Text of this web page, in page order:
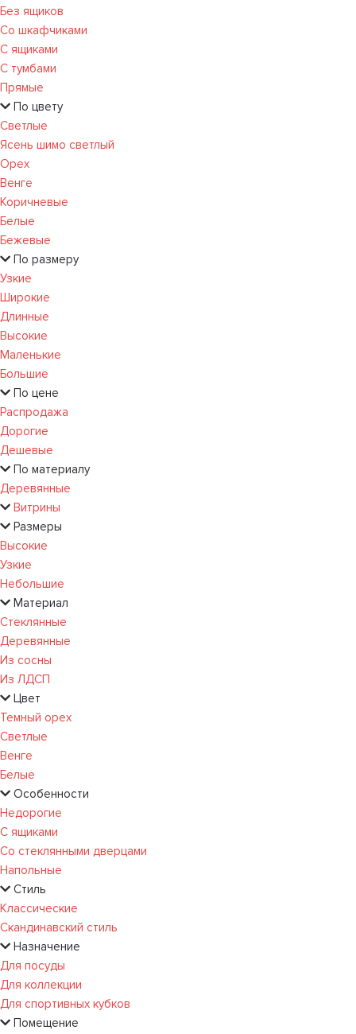
Без ящиков
Со шкафчиками
С ящиками
С тумбами
Прямые
По цвету
Светлые
Ясень шимо светлый
Орех
Венге
Коричневые
Белые
Бежевые
По размеру
Узкие
Широкие
Длинные
Высокие
Маленькие
Большие
По цене
Распродажа
Дорогие
Дешевые
По материалу
Деревянные
Витрины
Размеры
Высокие
Узкие
Небольшие
Материал
Стеклянные
Деревянные
Из сосны
Из ЛДСП
Цвет
Темный орех
Светлые
Венге
Белые
Особенности
Недорогие
С ящиками
Со стеклянными дверцами
Напольные
Стиль
Классические
Скандинавский стиль
Назначение
Для посуды
Для коллекции
Для спортивных кубков
Помещение